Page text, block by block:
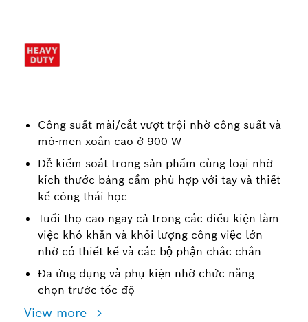
Công suất mài/cắt vượt trội nhờ công suất và
mô-men xoắn cao ở 900 W
Dễ kiểm soát trong sản phẩm cùng loại nhờ
kích thước báng cầm phù hợp với tay và thiết
kế công thái học
Tuổi thọ cao ngay cả trong các điều kiện làm
việc khó khăn và khối lượng công việc lớn
nhờ có thiết kế và các bộ phận chắc chắn
Đa ứng dụng và phụ kiện nhờ chức năng
chọn trước tốc độ
View more